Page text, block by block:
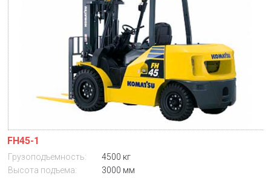
FH45-1
Грузоподъемность:
4500 кг
Высота подъема:
3000 мм